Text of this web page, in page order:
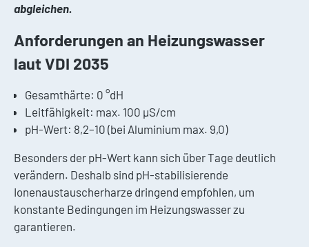
abgleichen.
Anforderungen an Heizungswasser
laut VDI 2035
Gesamthärte: 0 °dH
Leitfähigkeit: max. 100 µS/cm
pH-Wert: 8,2–10 (bei Aluminium max. 9,0)
Besonders der pH-Wert kann sich über Tage deutlich
verändern. Deshalb sind pH-stabilisierende
Ionenaustauscherharze dringend empfohlen, um
konstante Bedingungen im Heizungswasser zu
garantieren.